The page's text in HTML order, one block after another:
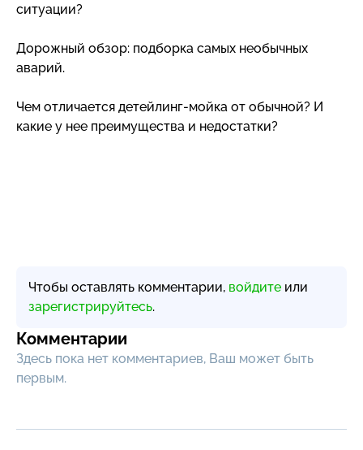
ситуации?
Дорожный обзор: подборка самых необычных
аварий.
Чем отличается детейлинг-мойка от обычной? И
какие у нее преимущества и недостатки?
Чтобы оставлять комментарии, войдите или
зарегистрируйтесь.
Комментарии
Здесь пока нет комментариев, Ваш может быть
первым.